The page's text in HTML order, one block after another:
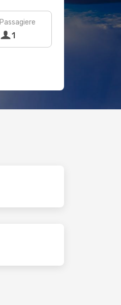
Passagiere
1